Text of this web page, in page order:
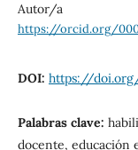
Autor/a
https://orcid.org/
DOI: https://doi.org/
Palabras clave:
docente, educación